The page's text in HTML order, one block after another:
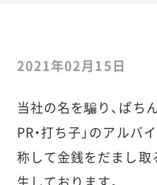
お問い合わせ
2021年02月15日
当社の名を騙り、ぱち
PR・打ち子」のアルバ
称して金銭をだまし